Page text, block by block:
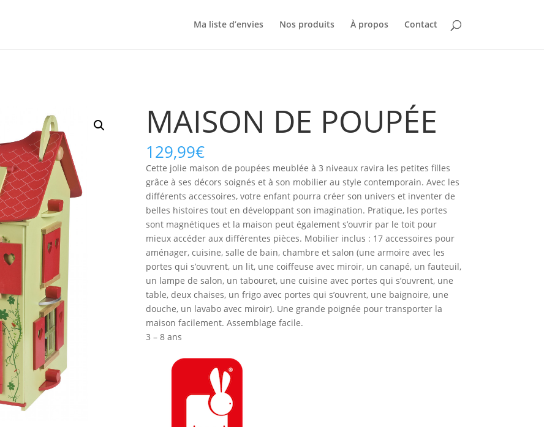
Ma liste d’envies Nos produits À propos Contact
MAISON DE POUPÉE
129,99€
Cette jolie maison de poupées meublée à 3 niveaux ravira les petites filles
grâce à ses décors soignés et à son mobilier au style contemporain. Avec les
différents accessoires, votre enfant pourra créer son univers et inventer de
belles histoires tout en développant son imagination. Pratique, les portes
sont magnétiques et la maison peut également s’ouvrir par le toit pour
mieux accéder aux différentes pièces. Mobilier inclus : 17 accessoires pour
aménager, cuisine, salle de bain, chambre et salon (une armoire avec les
portes qui s’ouvrent, un lit, une coiffeuse avec miroir, un canapé, un fauteuil,
un lampe de salon, un tabouret, une cuisine avec portes qui s’ouvrent, une
table, deux chaises, un frigo avec portes qui s’ouvrent, une baignoire, une
douche, un lavabo avec miroir). Une grande poignée pour transporter la
maison facilement. Assemblage facile.
3 – 8 ans